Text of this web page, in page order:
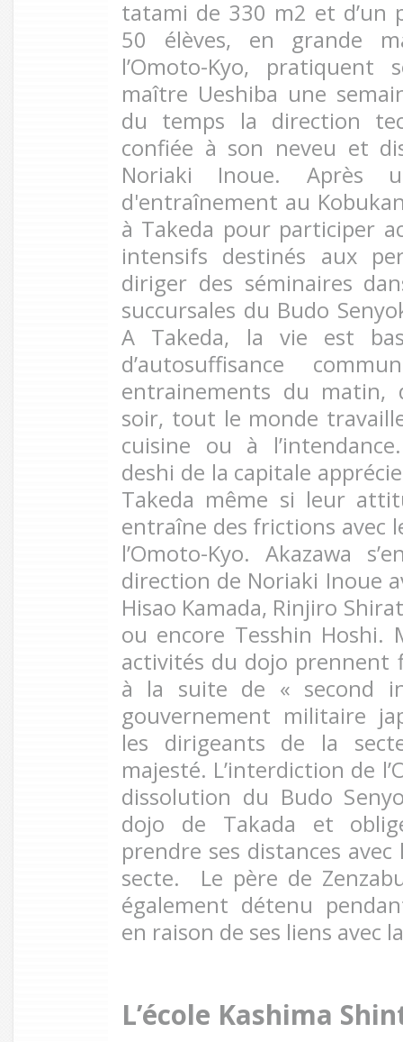
tatami de 330 m2 et d’un
50 élèves, en grande
l’Omoto-Kyo,
maître Ueshiba une
du temps la direction
confiée à son neveu et
Noriaki Inoue. Après
d'entraînement au
à Takeda pour participer
intensifs destinés aux
diriger des séminaires
succursales du Budo
A Takeda, la vie est
d’autosuffisance
entrainements du matin,
soir, tout le monde
cuisine ou à
deshi de la capitale
Takeda même si leur
entraîne des frictions avec
l’Omoto-Kyo. Akazawa
direction de Noriaki Inoue
Hisao Kamada, Rinjiro
ou encore Tesshin Hoshi.
activités du dojo prennent
à la suite de « second
gouvernement militaire
les dirigeants de la
majesté. L’interdiction de
dissolution du Budo
dojo de Takada et
prendre ses distances
secte. Le père de
également détenu
en raison de ses liens avec
L’école Kashima